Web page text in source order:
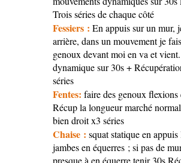
Trois séries de chaque côté
Fessiers : En appuis sur un mur,
arrière, dans un mouvement je
genoux devant moi en va et
dynamique sur 30s +
séries
Fentes: faire des genoux
Récup la longueur marché
bien droit x3 séries
Chaise : squat statique en
jambes en équerres ; si pas de
presque à en équerre tenir 30s